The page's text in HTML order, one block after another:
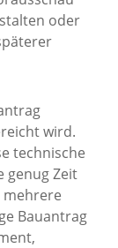
oder
wird.
technische
genug Zeit
mehrere
Bauantrag